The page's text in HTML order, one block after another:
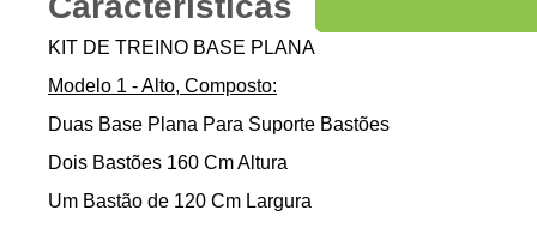
KIT DE TREINO BASE PLANA
Modelo 1 - Alto, Composto:
Duas Base Plana Para Suporte Bastões
Dois Bastões 160 Cm Altura
Um Bastão de 120 Cm Largura